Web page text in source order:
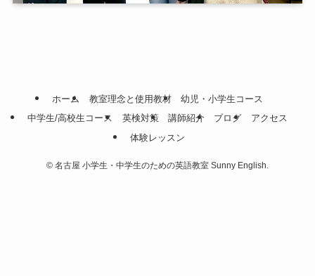
ホーム 教室理念と使用教材
幼児・小学生コース
中学生/高校生コース
英検対策 講師紹介 ブログ
アクセス
体験レッスン
© 名古屋 小学生・中学生のための英語教室 Sunny English.